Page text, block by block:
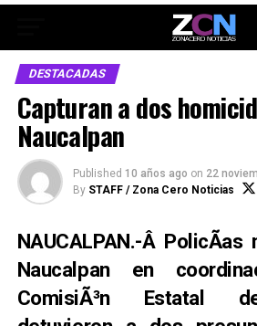
DESTACADAS
Capturan a dos
Naucalpan
Published 10 años ago on 22
By STAFF / Zona Cero Noticias
NAUCALPAN.-Â
Naucalpan en
ComisiÃ³n Estatal